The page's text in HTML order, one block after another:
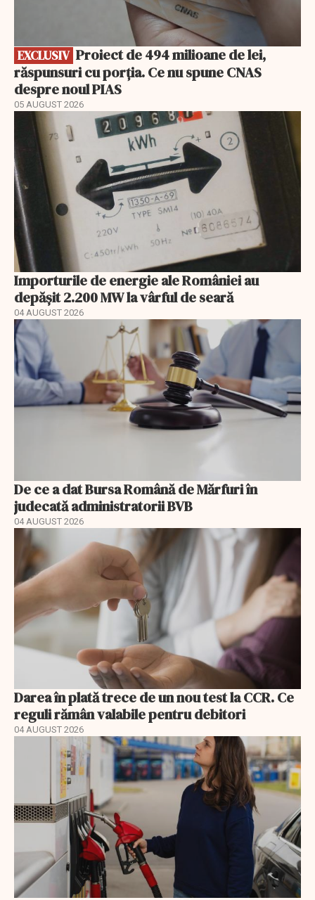
EXCLUSIV
răspunsuri cu porția. Ce nu spune CNAS
despre noul PIAS
05 AUGUST 2026
Importurile de energie ale României au
depășit 2.200 MW la vârful de seară
04 AUGUST 2026
De ce a dat Bursa Română de Mărfuri în
judecată administratorii BVB
04 AUGUST 2026
Darea în plată trece de un nou test la CCR. Ce
reguli rămân valabile pentru debitori
04 AUGUST 2026